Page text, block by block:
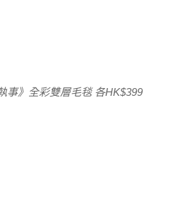
事》全彩雙層毛毯 各HK$399